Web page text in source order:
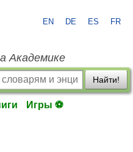
EN DE ES FR
Академике
Найти!
Игры ⚽